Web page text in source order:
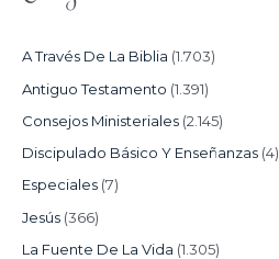
A Través De La Biblia (1.703)
Antiguo Testamento (1.391)
Consejos Ministeriales (2.145)
Discipulado Básico Y Enseñanzas (4)
Especiales (7)
Jesús (366)
La Fuente De La Vida (1.305)